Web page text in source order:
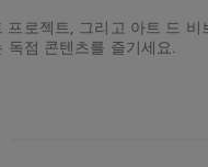
로젝트, 그리고 아트 드 비
독점 콘텐츠를 즐기세요.